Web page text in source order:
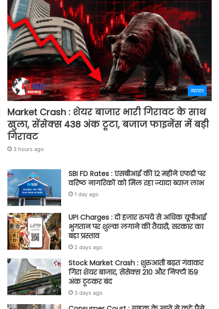
व्यापार
Market Crash : शेयर बाजार भारी गिरावट के साथ
खुला, सेंसेक्स 438 अंक टूटा, बजाज फाइनेंस में बड़ी
गिरावट
3 hours ago
SBI FD Rates : एसबीआई की 12 महीने एफडी पर
वरिष्ठ नागरिकों को मिल रहा ज्यादा ब्याज लाभ
1 day ago
UPI Charges : दो हजार रुपये से अधिक यूपीआई
भुगतान पर शुल्क लगाने की तैयारी, सरकार का
बड़ा प्रस्ताव
2 days ago
Stock Market Crash : शुरुआती बढ़त गंवाकर
गिरा शेयर बाजार, सेंसेक्स 210 और निफ्टी 159
अंक टूटकर बंद
3 days ago